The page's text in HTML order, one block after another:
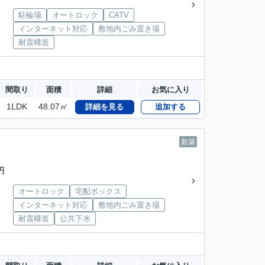
駐輪場 オートロック
CATV
インターネット対応
敷地内ごみ置き場
耐震構造
間取り 面積 詳細 お気に入り
1LDK 48.07㎡ 詳細を見る 追加する
新築
オートロック
宅配ボックス
インターネット対応
敷地内ごみ置き場
耐震構造
公共下水